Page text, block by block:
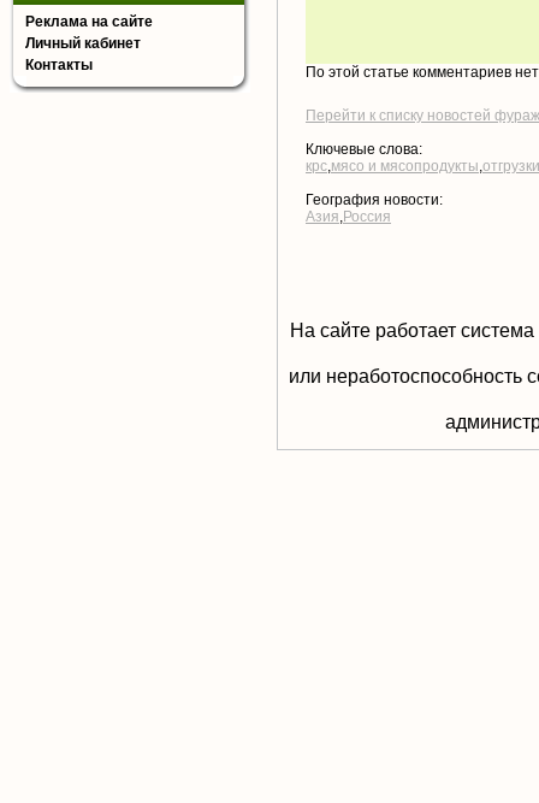
Реклама на сайте
Личный кабинет
Контакты
По этой статье комментариев
Перейти к списку новостей
Ключевые слова:
крс,мясо и мясопродукты,отгрузки
География новости:
Азия,Россия
На сайте работает
или неработоспособность